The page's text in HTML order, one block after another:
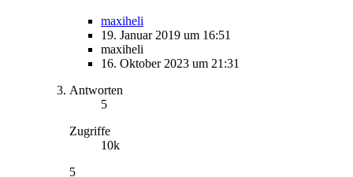
maxiheli
19. Januar 2019 um 16:51
maxiheli
16. Oktober 2023 um 21:31
Antworten
5
Zugriffe
10k
5